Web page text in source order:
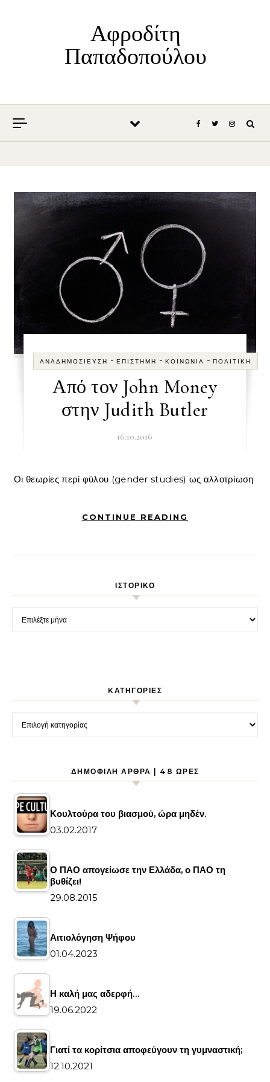
Αφροδίτη
Παπαδοπούλου
ΑΝΑΔΗΜΟΣΊΕΥΣΗ -ΕΠΙΣΤΉΜΗ -ΚΟΙΝΩΝΊΑ -ΠΟΛΙΤΙΚΉ
Από τον John Money
στην Judith Butler
16.10.2016
Οι θεωρίες περί φύλου (gender studies) ως αλλοτρίωση
CONTINUE READING
ΙΣΤΟΡΙΚΌ
Ιστορικό
KΑΤΗΓΟΡΊΕΣ
Kατηγορίες
ΔΗΜΟΦΙΛΉ ΆΡΘΡΑ | 48 ΏΡΕΣ
Κουλτούρα του βιασμού, ώρα μηδέν.
03.02.2017
Ο ΠΑΟ απογείωσε την Ελλάδα, ο ΠΑΟ τη
βυθίζει!
29.08.2015
Αιτιολόγηση Ψήφου
01.04.2023
Η καλή μας αδερφή…
19.06.2022
Γιατί τα κορίτσια αποφεύγουν τη γυμναστική;
12.10.2021